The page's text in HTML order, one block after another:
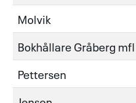
Molvik
Bokhållare Gråberg mfl
Pettersen